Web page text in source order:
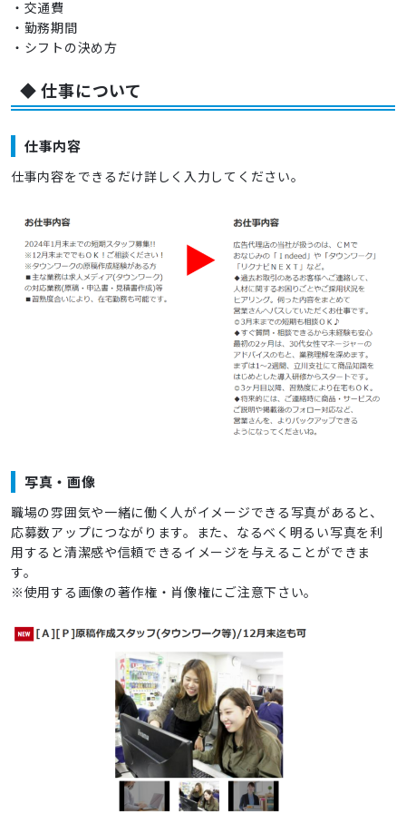
・交通費
・勤務期間
・シフトの決め方
◆ 仕事について
仕事内容
仕事内容をできるだけ詳しく入力してください。
写真・画像
職場の雰囲気や一緒に働く人がイメージできる写真があると、
応募数アップにつながります。また、なるべく明るい写真を利
用すると清潔感や信頼できるイメージを与えることができま
す。
※使用する画像の著作権・肖像権にご注意下さい。